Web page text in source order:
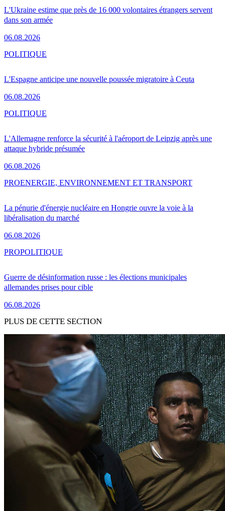
L'Ukraine estime que près de 16 000 volontaires étrangers servent
dans son armée
06.08.2026
L'Espagne anticipe une nouvelle poussée migratoire à Ceuta
06.08.2026
POLITIQUE
L'Allemagne renforce la sécurité à l'aéroport de Leipzig après une
attaque hybride présumée
06.08.2026
POLITIQUE
La pénurie d'énergie nucléaire en Hongrie ouvre la voie à la
libéralisation du marché
06.08.2026
PROENERGIE, ENVIRONNEMENT ET TRANSPORT
Guerre de désinformation russe : les élections municipales
allemandes prises pour cible
06.08.2026
PROPOLITIQUE
PLUS DE CETTE SECTION